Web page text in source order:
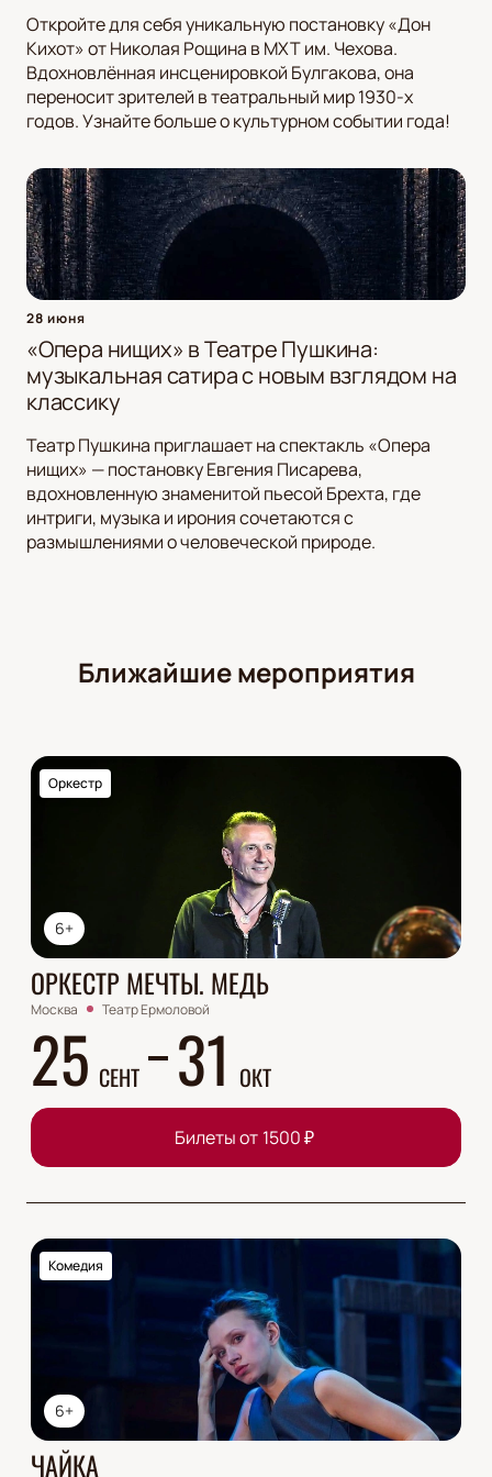
Откройте для себя уникальную постановку «Дон
Кихот» от Николая Рощина в МХТ им. Чехова.
Вдохновлённая инсценировкой Булгакова, она
переносит зрителей в театральный мир 1930-х
годов. Узнайте больше о культурном событии года!
28 июня
«Опера нищих» в Театре Пушкина:
музыкальная сатира с новым взглядом на
классику
Театр Пушкина приглашает на спектакль «Опера
нищих» — постановку Евгения Писарева,
вдохновленную знаменитой пьесой Брехта, где
интриги, музыка и ирония сочетаются с
размышлениями о человеческой природе.
Ближайшие мероприятия
6+
Оркестр
ОРКЕСТР МЕЧТЫ. МЕДЬ
Москва Театр Ермоловой
25 СЕНТ 31 ОКТ
Билеты от 1500₽
6+
Комедия
ЧАЙКА